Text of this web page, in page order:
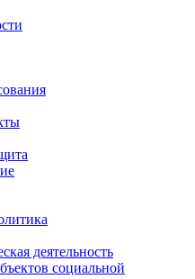
деятельность
социальной